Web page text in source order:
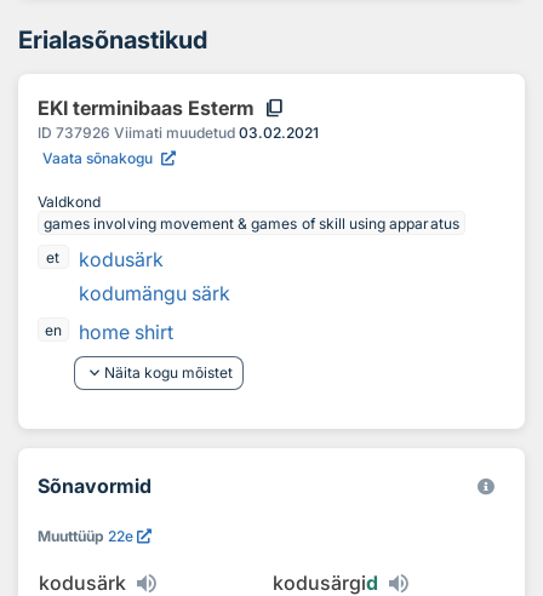
Erialasõnastikud
EKI terminibaas Esterm content_copy
ID 737926 Viimati muudetud 03.02.2021
Vaata sõnakogu
Valdkond
games involving movement & games of skill using apparatus
et
kodusärk
kodumängu särk
en
home shirt
keyboard_arrow_down Näita kogu mõistet
Sõnavormid
Muuttüüp 22e
kodusärk kodusärgid